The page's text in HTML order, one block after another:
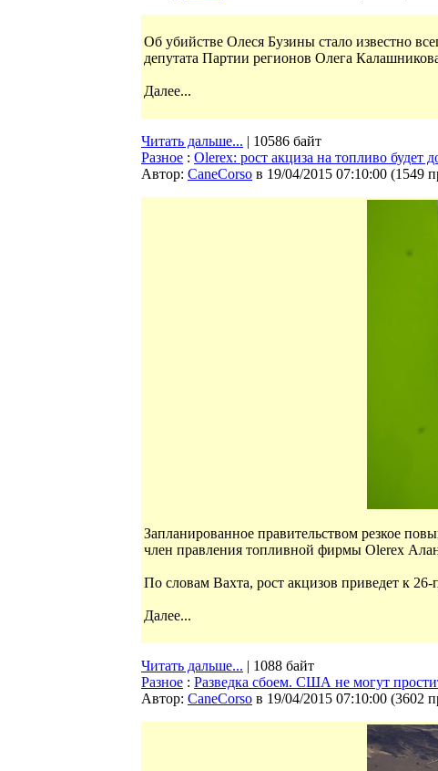
Об убийстве Олеся Бузины стало известно
депутата Партии регионов Олега
Далее...
Читать дальше... | 10586 байт
Разное : Olerex: рост акциза на топливо будет
Автор: CaneCorso в 19/04/2015 07:10:00 (1549
Запланированное правительством резкое
член правления топливной фирмы Olerex
По словам Вахта, рост акцизов приведет к
Далее...
Читать дальше... | 1088 байт
Разное : Разведка сбоем. США не могут
Автор: CaneCorso в 19/04/2015 07:10:00 (3602